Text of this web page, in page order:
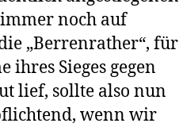
noch auf
„Berrenrather“, für
ihres Sieges gegen
lief, sollte also nun
wenn wir